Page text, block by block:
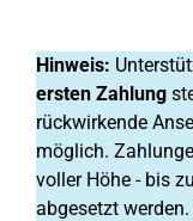
Hinweis:
ersten Zahlung
rückwirkende
möglich.
voller Höhe - bis
abgesetzt